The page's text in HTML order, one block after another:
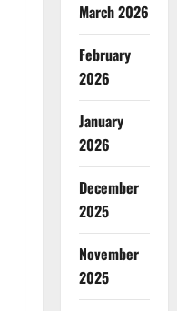
March 2026
February
2026
January
2026
December
2025
November
2025